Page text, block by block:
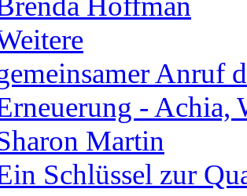
Anruf
- Achia,
Martin
Schlüssel zur